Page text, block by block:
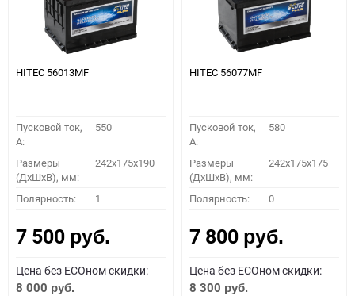
HITEC 56013MF
Пусковой ток,
A:
550
Размеры
(ДхШхВ), мм:
242x175x190
Полярность: 1
7 500 руб.
Цена без ECOном скидки:
8 000 руб.
HITEC 56077MF
Пусковой ток,
A:
580
Размеры
(ДхШхВ), мм:
242x175x175
Полярность: 0
7 800 руб.
Цена без ECOном скидки:
8 300 руб.